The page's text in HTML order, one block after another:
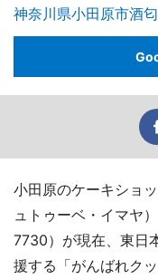
神奈川県小田原市酒
小田原のケーキショ
ュトゥーベ・イマヤ
7730）が現在、東日
援する「がんばれク